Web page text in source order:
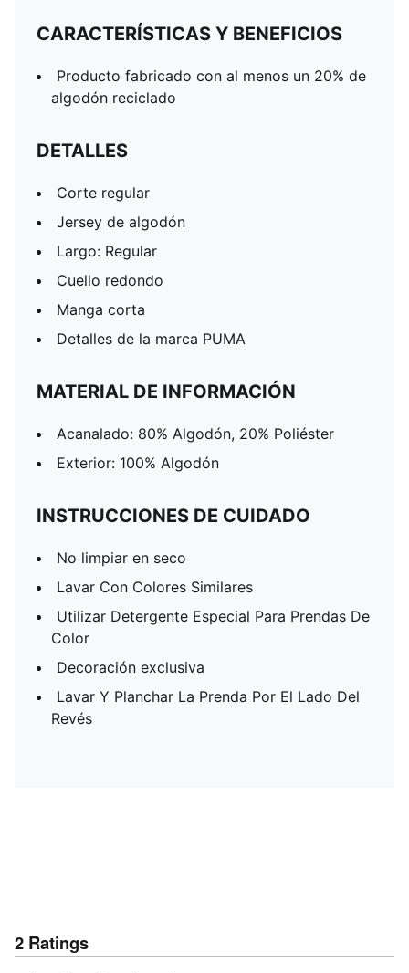
CARACTERÍSTICAS Y BENEFICIOS
Producto fabricado con al menos un 20% de
algodón reciclado
DETALLES
Corte regular
Jersey de algodón
Largo: Regular
Cuello redondo
Manga corta
Detalles de la marca PUMA
MATERIAL DE INFORMACIÓN
Acanalado: 80% Algodón, 20% Poliéster
Exterior: 100% Algodón
INSTRUCCIONES DE CUIDADO
No limpiar en seco
Lavar Con Colores Similares
Utilizar Detergente Especial Para Prendas De
Color
Decoración exclusiva
Lavar Y Planchar La Prenda Por El Lado Del
Revés
2 Ratings